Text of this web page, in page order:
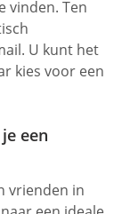
vinden. Ten
U kunt het
kies voor een
een
vrienden in